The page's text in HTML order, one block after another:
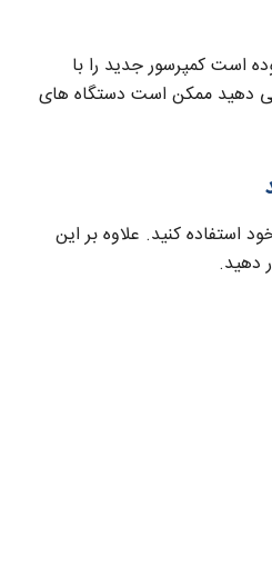
است کمپرسور جدید را با
می دهید ممکن است دستگاه های
استفاده کنید. علاوه بر این
دهید.